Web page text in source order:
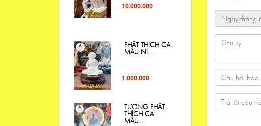
10.000.000
PHẬT THÍCH CA
MÂU NI...
1.000.000
TƯỢNG PHẬT
THÍCH CA
MÂU...